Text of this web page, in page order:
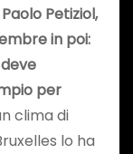
Petiziol,
in poi:
per
clima di
lo ha